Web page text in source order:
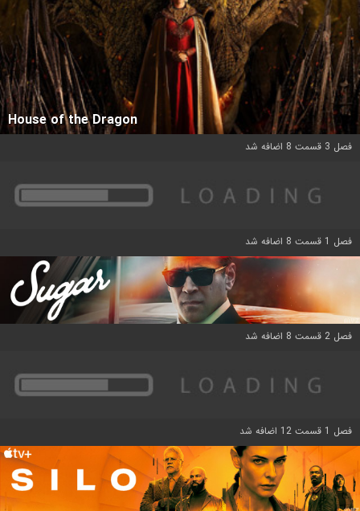
House of the Dragon
فصل 3 قسمت 8 اضافه شد
فصل 1 قسمت 8 اضافه شد
فصل 2 قسمت 8 اضافه شد
فصل 1 قسمت 12 اضافه شد